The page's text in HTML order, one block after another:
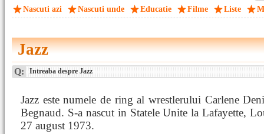
Nascuti azi Nascuti unde Educatie Filme Liste
Jazz
Q: Intreaba despre Jazz
Jazz este numele de ring al wrestlerului Carlene
Begnaud. S-a nascut in Statele Unite la Lafayette,
27 august 1973.